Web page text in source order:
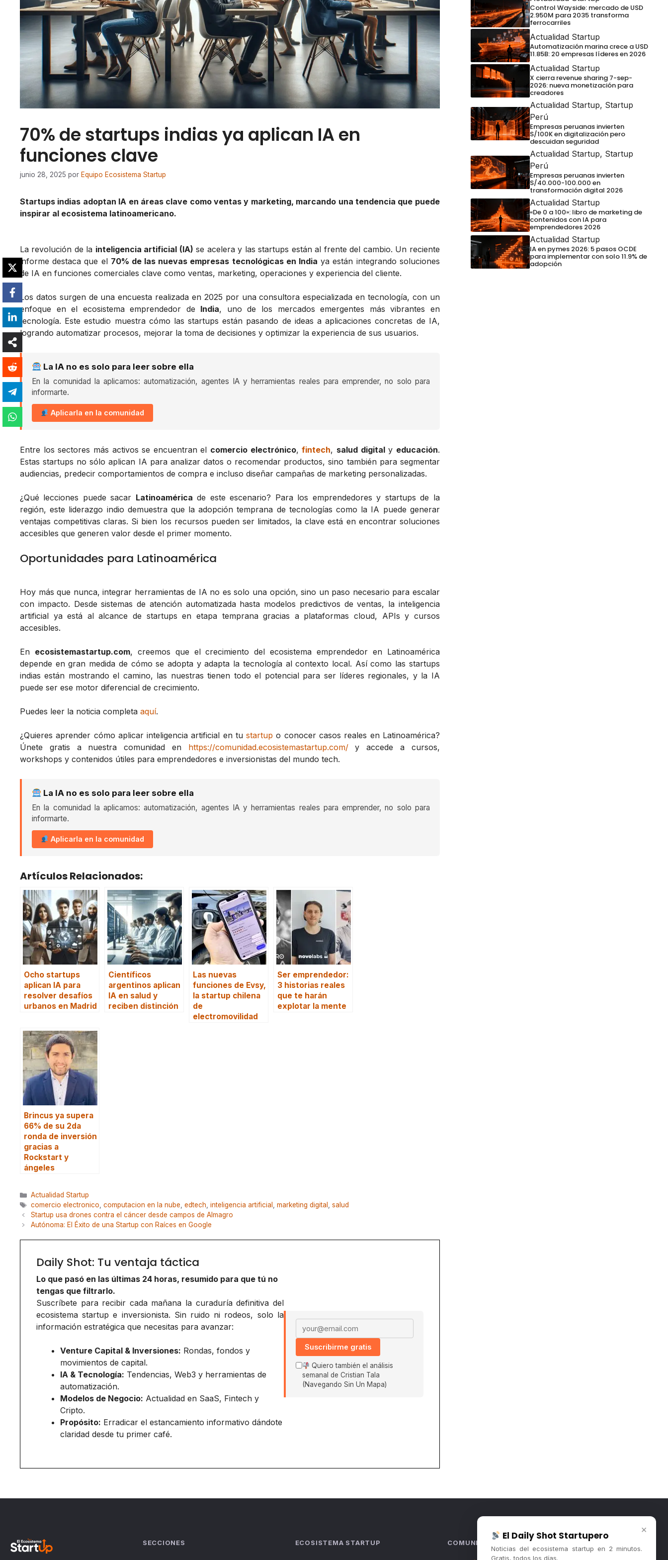
70% de startups indias ya aplican IA en
funciones clave
junio 28, 2025 por Equipo Ecosistema Startup
Startups indias adoptan IA en áreas clave como ventas y marketing, marcando una tendencia que puede
inspirar al ecosistema latinoamericano.
La revolución de la inteligencia artificial (IA) se acelera y las startups están al frente del cambio. Un reciente
informe destaca que el 70% de las nuevas empresas tecnológicas en India ya están integrando soluciones
de IA en funciones comerciales clave como ventas, marketing, operaciones y experiencia del cliente.
Los datos surgen de una encuesta realizada en 2025 por una consultora especializada en tecnología, con un
enfoque en el ecosistema emprendedor de India, uno de los mercados emergentes más vibrantes en
tecnología. Este estudio muestra cómo las startups están pasando de ideas a aplicaciones concretas de IA,
logrando automatizar procesos, mejorar la toma de decisiones y optimizar la experiencia de sus usuarios.
La IA no es solo para leer sobre ella
En la comunidad la aplicamos: automatización, agentes IA y herramientas reales para emprender, no solo para
informarte.
Aplicarla en la comunidad
Entre los sectores más activos se encuentran el comercio electrónico,fintech, salud digitaly educación.
Estas startups no sólo aplican IA para analizar datos o recomendar productos, sino también para segmentar
audiencias, predecir comportamientos de compra e incluso diseñar campañas de marketing personalizadas.
¿Qué lecciones puede sacar Latinoamérica de este escenario? Para los emprendedores y startups de la
región, este liderazgo indio demuestra que la adopción temprana de tecnologías como la IA puede generar
ventajas competitivas claras. Si bien los recursos pueden ser limitados, la clave está en encontrar soluciones
accesibles que generen valor desde el primer momento.
Oportunidades para Latinoamérica
Hoy más que nunca, integrar herramientas de IA no es solo una opción, sino un paso necesario para escalar
con impacto. Desde sistemas de atención automatizada hasta modelos predictivos de ventas, la inteligencia
artificial ya está al alcance de startups en etapa temprana gracias a plataformas cloud, APIs y cursos
accesibles.
En ecosistemastartup.com, creemos que el crecimiento del ecosistema emprendedor en Latinoamérica
depende en gran medida de cómo se adopta y adapta la tecnología al contexto local. Así como las startups
indias están mostrando el camino, las nuestras tienen todo el potencial para ser líderes regionales, y la IA
puede ser ese motor diferencial de crecimiento.
Puedes leer la noticia completa aquí.
¿Quieres aprender cómo aplicar inteligencia artificial en tustartup o conocer casos reales en Latinoamérica?
Únete gratis a nuestra comunidad en https://comunidad.ecosistemastartup.com/y accede a cursos,
workshops y contenidos útiles para emprendedores e inversionistas del mundo tech.
La IA no es solo para leer sobre ella
En la comunidad la aplicamos: automatización, agentes IA y herramientas reales para emprender, no solo para
informarte.
Aplicarla en la comunidad
Artículos Relacionados:
Ocho startups
aplican IA para
resolver desafíos
urbanos en Madrid
Científicos
argentinos aplican
IA en salud y
reciben distinción
Las nuevas
funciones de Evsy,
la startup chilena
de
electromovilidad
Ser emprendedor:
3 historias reales
que te harán
explotar la mente
Brincus ya supera
66% de su 2da
ronda de inversión
gracias a
Rockstart y
ángeles
Categorías
Actualidad Startup
Etiquetas
comercio electronico, computacion en la nube, edtech, inteligencia artificial , marketing digital , salud
Startup usa drones contra el cáncer desde campos de Almagro
Autónoma: El Éxito de una Startup con Raíces en Google
Daily Shot: Tu ventaja táctica
Lo que pasó en las últimas 24 horas, resumido para que tú no
tengas que filtrarlo.
Suscríbete para recibir cada mañana la curaduría definitiva del
ecosistema startup e inversionista. Sin ruido ni rodeos, solo la
información estratégica que necesitas para avanzar:
Venture Capital & Inversiones: Rondas, fondos y
movimientos de capital.
IA & Tecnología: Tendencias, Web3 y herramientas de
automatización.
Modelos de Negocio: Actualidad en SaaS, Fintech y
Cripto.
Propósito: Erradicar el estancamiento informativo dándote
claridad desde tu primer café.
Email address
Suscribirme gratis
Quiero también el análisis
semanal de Cristian Tala
(Navegando Sin Un Mapa)
Control Wayside: mercado de USD
2.950M para 2035 transforma
ferrocarriles
Actualidad Startup
Automatización marina crece a USD
11.85B: 20 empresas líderes en 2026
Actualidad Startup
X cierra revenue sharing 7-sep-
2026: nueva monetización para
creadores
Actualidad Startup, Startup
Perú
Empresas peruanas invierten
S/100K en digitalización pero
descuidan seguridad
Actualidad Startup, Startup
Perú
Empresas peruanas invierten
S/40.000-100.000 en
transformación digital 2026
Actualidad Startup
«De 0 a 100»: libro de marketing de
contenidos con IA para
emprendedores 2026
Actualidad Startup
IA en pymes 2026: 5 pasos OCDE
para implementar con solo 11.9% de
adopción
SECCIONES ECOSISTEMA STARTUP COMUNIDAD
×
El Daily Shot Startupero
Noticias del ecosistema startup en 2 minutos.
Gratis, todos los días.